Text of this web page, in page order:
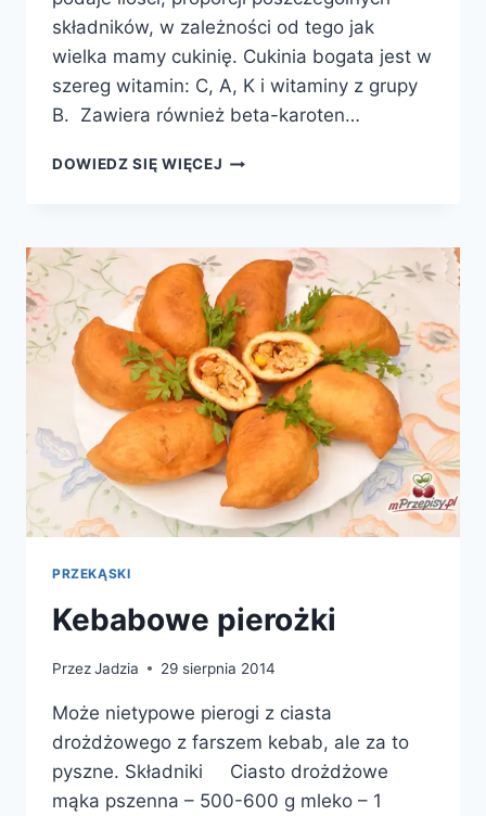
składników, w zależności od tego jak
wielka mamy cukinię. Cukinia bogata jest w
szereg witamin: C, A, K i witaminy z grupy
B. Zawiera również beta-karoten…
DOWIEDZ SIĘ WIĘCEJ KOTLETY
PRZEKĄSKI
Kebabowe pierożki
PrzezJadzia 29 sierpnia 2014
Może nietypowe pierogi z ciasta
drożdżowego z farszem kebab, ale za to
pyszne. Składniki Ciasto drożdżowe
mąka pszenna – 500-600 g mleko – 1